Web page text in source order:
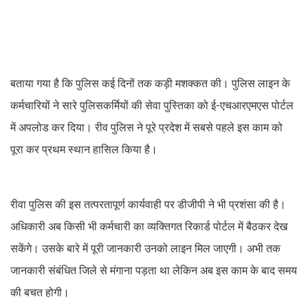
बताया गया है कि पुलिस कई दिनों तक कड़ी मशक्कत की। पुलिस लाइन के
कर्मचारियों ने सारे पुलिसकर्मियों की सेवा पुस्तिका को ई-एचआरएमएस पोर्टल
में अपलोड कर दिया। रीव पुलिस ने पूरे प्रदेश में सबसे पहले इस काम को
पूरा कर प्रथम स्थान हासिल किया है।
रीवा पुलिस की इस तत्परतापूर्ण कार्यवाही पर डीजीपी ने भी प्रशंसा की है।
अधिकारी अब किसी भी कर्मचारी का व्यक्तिगत रिकार्ड पोर्टल में बैठकर देख
सकेंगे। उसके बारे में पूरी जानकारी उनको लाइन मिल जाएगी। अभी तक
जानकारी संबंधित जिले से मंगाना पड़ता था लेकिन अब इस काम के बाद समय
की बचत होगी।